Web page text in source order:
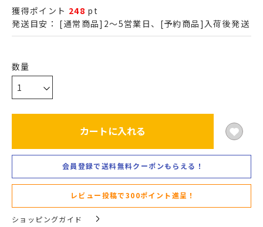
獲得ポイント 248 pt
発送目安： [通常商品]2～5営業日、[予約商品]入荷後発送
カートに入れる
会員登録で送料無料クーポンもらえる！
レビュー投稿で300ポイント進呈！
ショッピングガイド